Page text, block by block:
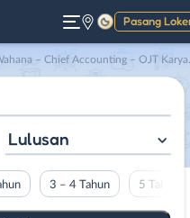
Pasang
Gelap
– OJT Karyawan – Chief Engineering di PT. Bintang Ibarbo Boga
Lulusan
3 – 4 Tahun 5 Tahun